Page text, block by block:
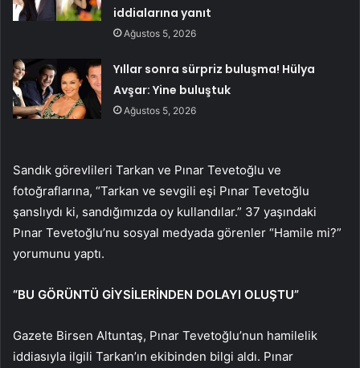
iddialarına yanıt
Ağustos 5, 2026
Yıllar sonra sürpriz buluşma! Hülya
Avşar: Yine buluştuk
Ağustos 5, 2026
Sandık görevlileri Tarkan ve Pınar Tevetoğlu ve
fotoğraflarına, “Tarkan ve sevgili eşi Pınar Tevetoğlu
şanslıydı ki, sandığımızda oy kullandılar.” 37 yaşındaki
Pınar Tevetoğlu’nu sosyal medyada görenler “Hamile mi?”
yorumunu yaptı.
“BU GÖRÜNTÜ GİYSİLERİNDEN DOLAYI OLUŞTU”
Gazete Birsen Altuntaş, Pınar Tevetoğlu’nun hamilelik
iddiasıyla ilgili Tarkan’ın ekibinden bilgi aldı. Pınar